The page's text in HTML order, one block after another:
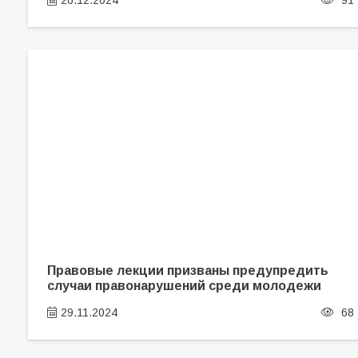
Правовые лекции призваны предупредить
случаи правонарушений среди молодежи
29.11.2024 68